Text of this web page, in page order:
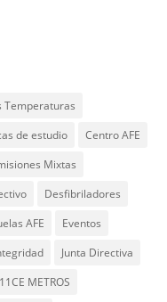
Temperaturas
de estudio
Centro AFE
Mixtas
Desfibriladores
AFE
Eventos
Junta Directiva
METROS